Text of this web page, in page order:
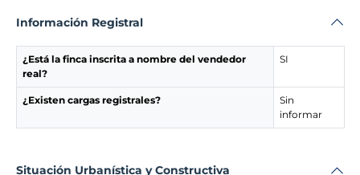
Información Registral
¿Está la finca inscrita a nombre del vendedor
real?
SI
¿Existen cargas registrales?
Sin
informar
Situación Urbanística y Constructiva